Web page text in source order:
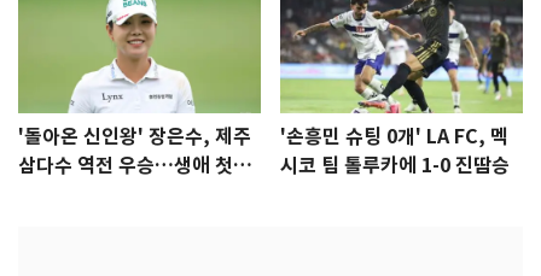
'돌아온 신인왕' 장은수, 제주
삼다수 역전 우승…생애 첫승
'손흥민 슈팅 0개' LA FC, 멕
시코 팀 톨루카에 1-0 진땀승